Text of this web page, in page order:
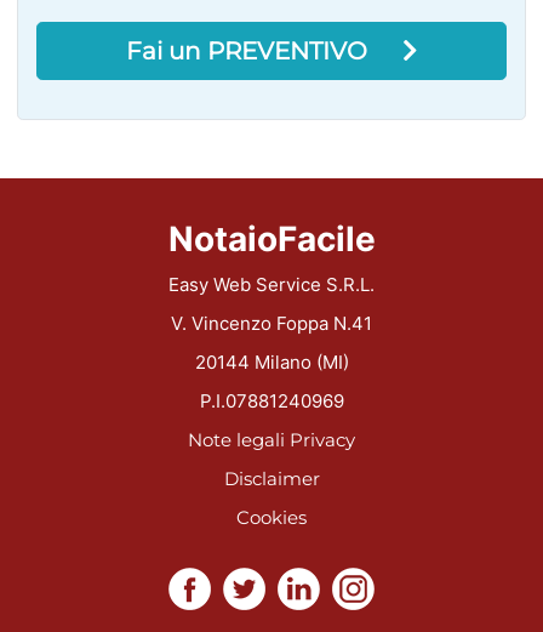
Fai un PREVENTIVO
NotaioFacile
Easy Web Service S.R.L.
V. Vincenzo Foppa N.41
20144 Milano (MI)
P.I.07881240969
Note legali Privacy
Disclaimer
Cookies